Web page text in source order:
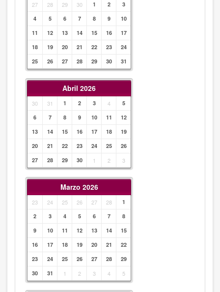
27 28 29 30 1 2
3
4
5 6 7 8 9
10
11
12 13 14 15 16
17
18
19 20 21 22 23
24
25
26 27 28 29 30 31
Abril 2026
30 31 1 2 3 4
5
6
7 8 9 10 11
12
13
14 15 16 17 18
19
20
21 22 23 24 25
26
27
28 29 30 1 2 3
Marzo 2026
23 24 25 26 27 28
1
2
3 4 5 6 7
8
9
10 11 12 13 14
15
16
17 18 19 20 21
22
23
24 25 26 27 28
29
30
31 1 2 3 4 5